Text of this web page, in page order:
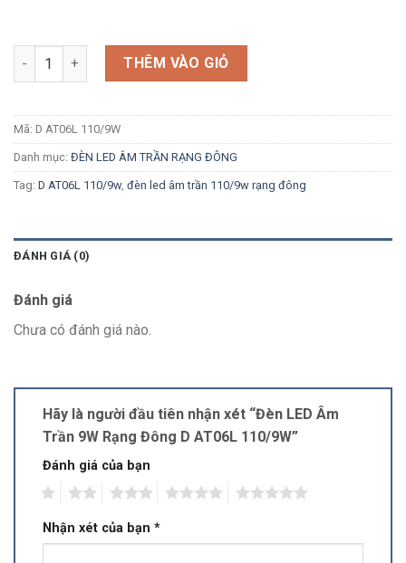
Số lượng THÊM VÀO GIỎ
Mã: D AT06L 110/9W
Danh mục: ĐÈN LED ÂM TRẦN RẠNG ĐÔNG
Tag: D AT06L 110/9w, đèn led âm trần 110/9w rạng đông
ĐÁNH GIÁ (0)
Đánh giá
Chưa có đánh giá nào.
Hãy là người đầu tiên nhận xét “Đèn LED Âm
Trần 9W Rạng Đông D AT06L 110/9W”
Đánh giá của bạn
Nhận xét của bạn *